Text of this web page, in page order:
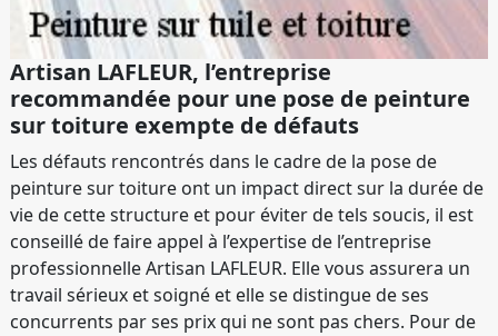
Artisan LAFLEUR, l’entreprise
recommandée pour une pose de peinture
sur toiture exempte de défauts
Les défauts rencontrés dans le cadre de la pose de
peinture sur toiture ont un impact direct sur la durée de
vie de cette structure et pour éviter de tels soucis, il est
conseillé de faire appel à l’expertise de l’entreprise
professionnelle Artisan LAFLEUR. Elle vous assurera un
travail sérieux et soigné et elle se distingue de ses
concurrents par ses prix qui ne sont pas chers. Pour de